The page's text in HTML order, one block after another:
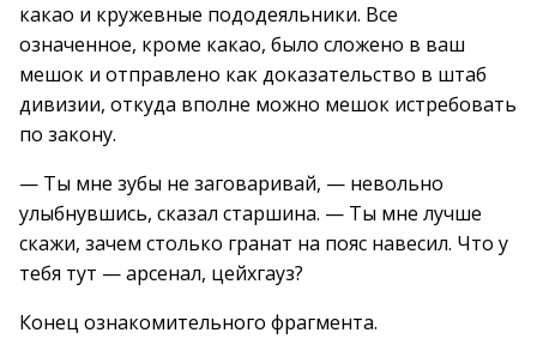
какао и кружевные пододеяльники. Все
означенное, кроме какао, было сложено в ваш
мешок и отправлено как доказательство в штаб
дивизии, откуда вполне можно мешок истребовать
по закону.
— Ты мне зубы не заговаривай, — невольно
улыбнувшись, сказал старшина. — Ты мне лучше
скажи, зачем столько гранат на пояс навесил. Что у
тебя тут — арсенал, цейхгауз?
Конец ознакомительного фрагмента.